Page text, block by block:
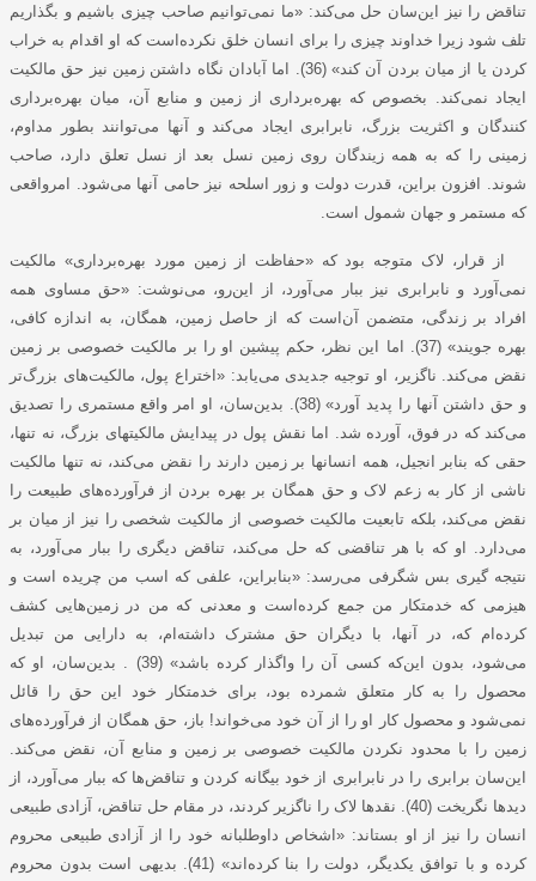
تناقض را نیز این‌سان حل می‌کند: «ما نمی‌توانیم صاحب چیزی باشیم و بگذاریم
تلف شود زیرا خداوند چیزی را برای انسان خلق نکرده‌است که او اقدام به خراب
کردن یا از میان بردن آن کند» (36). اما آبادان نگاه داشتن زمین نیز حق مالکیت
ایجاد نمی‌کند. بخصوص که بهره‌برداری از زمین و منابع آن، میان بهره‌برداری
کنندگان و اکثریت بزرگ، نابرابری ایجاد می‌کند و آنها می‌توانند بطور مداوم،
زمینی را که به همه زیندگان روی زمین نسل بعد از نسل تعلق دارد، صاحب
شوند. افزون براین، قدرت دولت و زور اسلحه نیز حامی آنها می‌شود. امرواقعی
که مستمر و جهان شمول است.
از قرار، لاک متوجه بود که «حفاظت از زمین مورد بهره‌برداری» مالکیت
نمی‌آورد و نابرابری نیز ببار می‌آورد، از این‌رو، می‌نوشت: «حق مساوی همه
افراد بر زندگی، متضمن آن‌است که از حاصل زمین، همگان، به اندازه کافی،
بهره جویند» (37). اما این نظر، حکم پیشین او را بر مالکیت خصوصی بر زمین
نقض می‌کند. ناگزیر، او توجیه جدیدی می‌یابد: «اختراع پول، مالکیت‌های بزرگ‌تر
و حق داشتن آنها را پدید آورد» (38). بدین‌سان، او امر واقع مستمری را تصدیق
می‌کند که در فوق، آورده شد. اما نقش پول در پیدایش مالکیتهای بزرگ، نه تنها،
حقی که بنابر انجیل، همه انسانها بر زمین دارند را نقض می‌کند، نه تنها مالکیت
ناشی از کار به زعم لاک و حق همگان بر بهره بردن از فرآورده‌های طبیعت را
نقض می‌کند، بلکه تابعیت مالکیت خصوصی از مالکیت شخصی را نیز از میان بر
می‌دارد. او که با هر تناقضی که حل می‌کند، تناقض دیگری را ببار می‌آورد، به
نتیجه گیری بس شگرفی می‌رسد: «بنابراین، علفی که اسب من چریده است و
هیزمی که خدمتکار من جمع کرده‌است و معدنی که من در زمین‌هایی کشف
کرده‌ام که، در آنها، با دیگران حق مشترک داشته‌ام، به دارایی من تبدیل
می‌شود، بدون این‌که کسی آن را واگذار کرده باشد» (39) . بدین‌سان، او که
محصول را به کار متعلق شمرده بود، برای خدمتکار خود این حق را قائل
نمی‌شود و محصول کار او را از آن خود می‌خواند! باز، حق همگان از فرآورده‌های
زمین را با محدود نکردن مالکیت خصوصی بر زمین و منابع آن، نقض می‌کند.
این‌سان برابری را در نابرابری از خود بیگانه کردن و تناقض‌ها که ببار می‌آورد، از
دیدها نگریخت (40). نقدها لاک را ناگزیر کردند، در مقام حل تناقض، آزادی طبیعی
انسان را نیز از او بستاند: «اشخاص داوطلبانه خود را از آزادی طبیعی محروم
کرده و با توافق یکدیگر، دولت را بنا کرده‌اند» (41). بدیهی است بدون محروم